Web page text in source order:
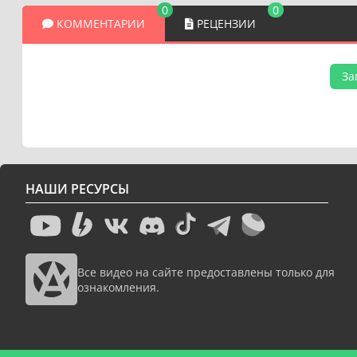
КОММЕНТАРИИ
0
РЕЦЕНЗИИ
0
НАШИ РЕСУРСЫ
Все видео на сайте предоставлены только для
ознакомления.